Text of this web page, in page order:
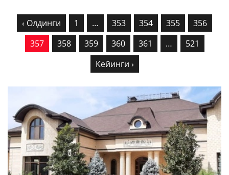
‹ Олдинги 1 … 353 354 355
356
357
358 359 360 361 …
521
Кейинги ›